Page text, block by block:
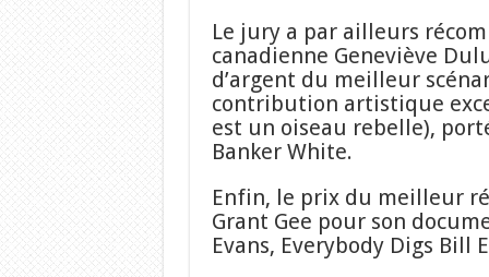
Le jury a par ailleurs
canadienne Geneviève
d’argent du meilleur
contribution artistique
est un oiseau rebelle),
Banker White.
Enfin, le prix du meilleur
Grant Gee pour son
Evans, Everybody Digs Bill